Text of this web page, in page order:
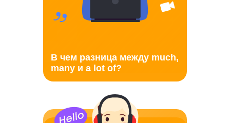
В чем разница между much,
many и a lot of?